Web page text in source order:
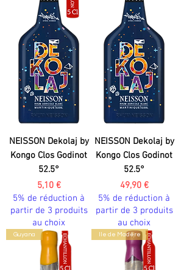
NEISSON Dekolaj by
Kongo Clos Godinot
52.5°
Prix
5,10 €
5% de réduction à
partir de 3 produits
au choix
NEISSON Dekolaj by
Kongo Clos Godinot
52.5°
Prix
49,90 €
5% de réduction à
partir de 3 produits
au choix
Guyana Ile de Madère